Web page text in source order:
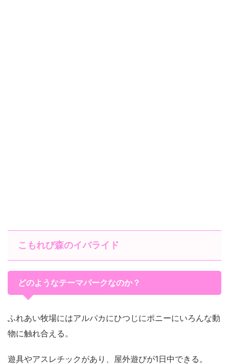
こもれび森のイバライド
どのようなテーマパークなのか？
ふれあい牧場にはアルパカにひつじにポニーにいろんな動
物に触れ合える。
遊具やアスレチックがあり、屋外遊びが1日中できる。